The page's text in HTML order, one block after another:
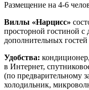
Размещение на 4-6
Виллы «Нарцисс»
просторной гостиной
дополнительных
Удобства:
в Интернет,
(по предварительному
холодильник,